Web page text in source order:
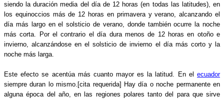
siendo la duración media del día de 12 horas (en todas las latitudes), en
los equinoccios más de 12 horas en primavera y verano, alcanzando el
día más largo en el solsticio de verano, donde también ocurre la noche
más corta. Por el contrario el día dura menos de 12 horas en otoño e
invierno, alcanzándose en el solsticio de invierno el día más corto y la
noche más larga.
Este efecto se acentúa más cuanto mayor es la latitud. En el ecuador
siempre duran lo mismo.[cita requerida] Hay día o noche permanente en
alguna época del año, en las regiones polares tanto del para que sirve